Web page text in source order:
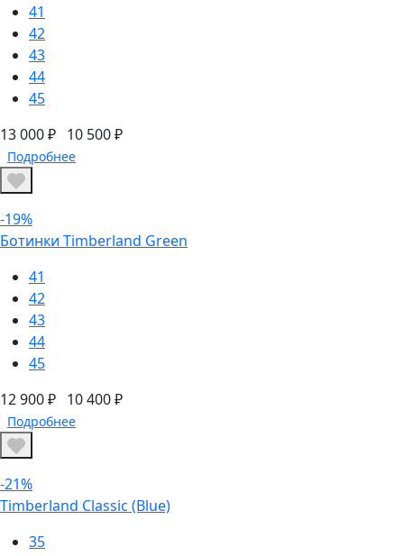
41
42
43
44
45
13 000 ₽ 10 500 ₽
Подробнее
-19%
Ботинки Timberland Green
41
42
43
44
45
12 900 ₽ 10 400 ₽
Подробнее
-21%
Timberland Classic (Blue)
35